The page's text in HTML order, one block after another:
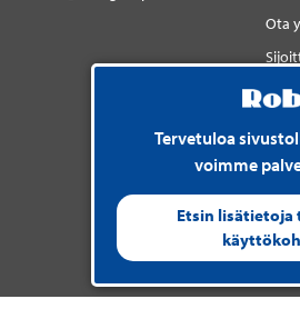
Tervetuloa
voimme
Etsin lisätietoja
Ota